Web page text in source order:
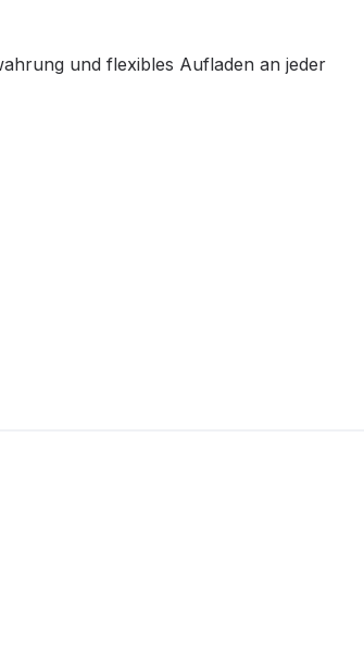
und flexibles Aufladen an jeder